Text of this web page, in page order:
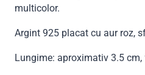
multicolor.
Argint 925 placat cu aur roz,
Lungime: aproximativ 3.5